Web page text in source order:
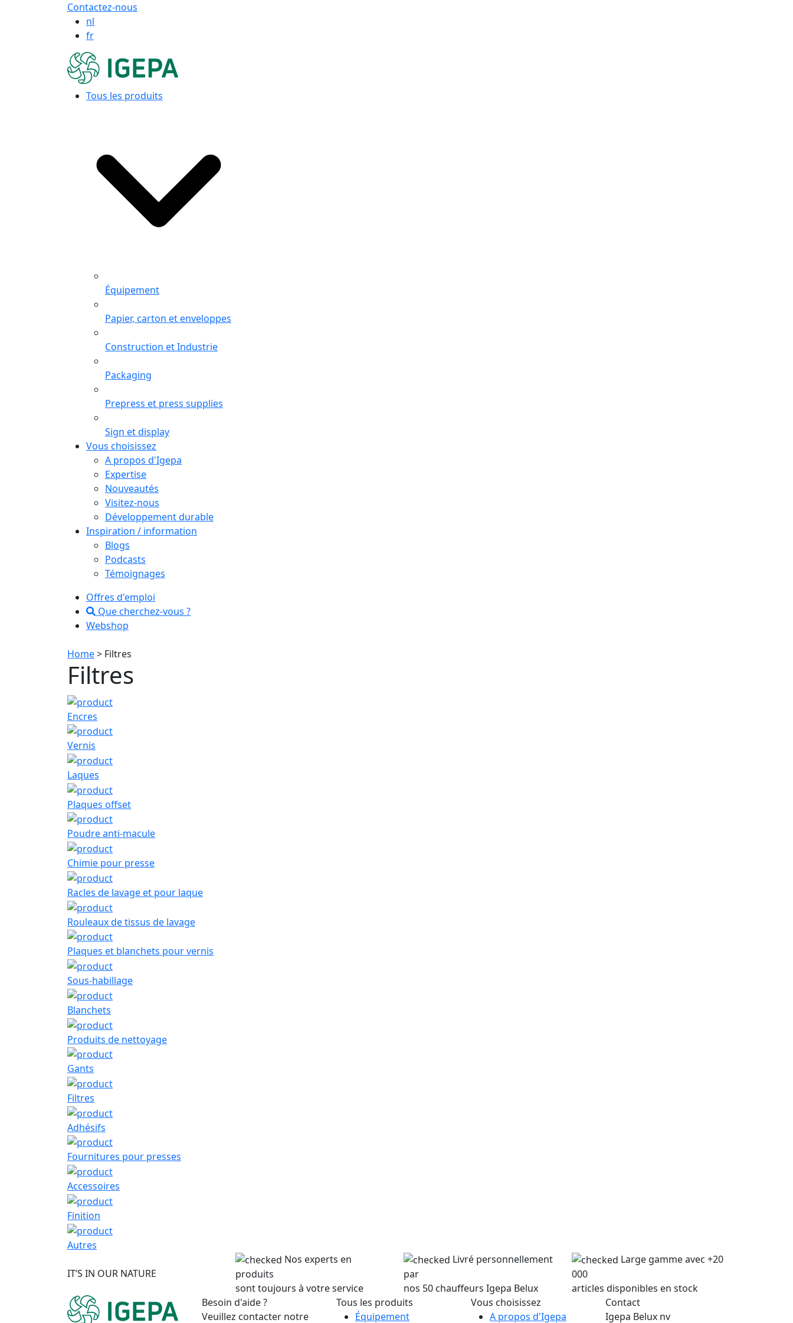
Contactez-nous
nl
fr
Tous les produits
Équipement
Papier, carton et enveloppes
Construction et Industrie
Packaging
Prepress et press supplies
Sign et display
Vous choisissez
A propos d'Igepa
Expertise
Nouveautés
Visitez-nous
Développement durable
Inspiration / information
Blogs
Podcasts
Témoignages
Offres d'emploi
Que cherchez-vous ?
Webshop
Home> Filtres
Filtres
Encres
Vernis
Laques
Plaques offset
Poudre anti-macule
Chimie pour presse
Racles de lavage et pour laque
Rouleaux de tissus de lavage
Plaques et blanchets pour vernis
Sous-habillage
Blanchets
Produits de nettoyage
Gants
Filtres
Adhésifs
Fournitures pour presses
Accessoires
Finition
Autres
IT’S IN OUR NATURE
Nos experts en
produits
sont toujours à votre service
Livré personnellement
par
nos 50 chauffeurs Igepa Belux
Large gamme avec +20
000
articles disponibles en stock
Besoin d'aide ?
Veuillez contacter notre
Tous les produits
Équipement
Vous choisissez
A propos d'Igepa
Contact
Igepa Belux nv